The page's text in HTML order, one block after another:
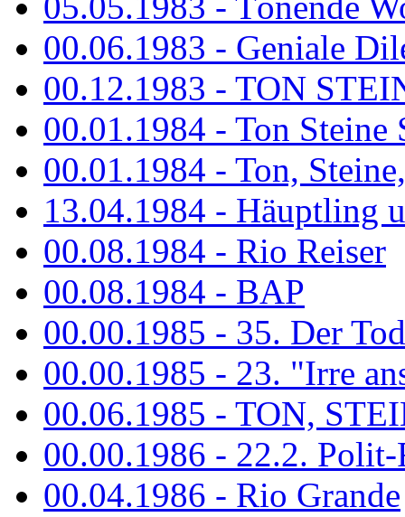
00.06.1983 - Geniale
00.12.1983 - TON
00.01.1984 - Ton Steine
00.01.1984 - Ton,
13.04.1984 - Häuptling
00.08.1984 - Rio Reiser
00.08.1984 - BAP
00.00.1985 - 35. Der
00.00.1985 - 23. "Irre
00.06.1985 - TON,
00.00.1986 - 22.2.
00.04.1986 - Rio Grande